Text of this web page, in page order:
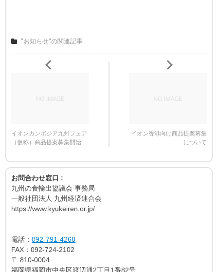
"お知らせ"の関連記事
イオンカンボジア九州フェア
（仮称）商品提案募集開始
イオン香港向け商品提案募集
について
お問合わせ窓口 :
九州の食輸出協議会 事務局
一般社団法人 九州経済連合会
https://www.kyukeiren.or.jp/
電話：092-791-4268
FAX：092-724-2102
〒810-0004
福岡県福岡市中央区渡辺通2丁目1番82号